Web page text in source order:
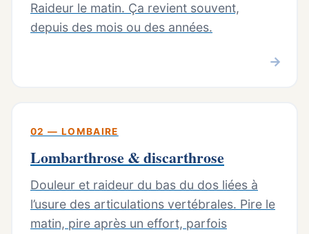
Raideur le matin. Ça revient souvent,
depuis des mois ou des années.
→
02 — LOMBAIRE
Lombarthrose & discarthrose
Douleur et raideur du bas du dos liées à
l’usure des articulations vertébrales. Pire le
matin, pire après un effort, parfois